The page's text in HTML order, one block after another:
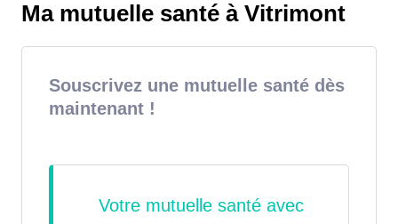
Ma mutuelle santé à Vitrimont
Souscrivez une mutuelle santé dès
maintenant !